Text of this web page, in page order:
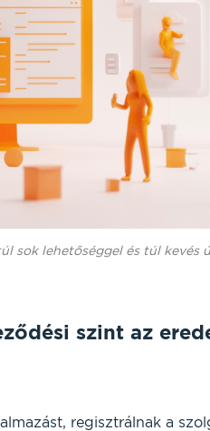
sok lehetőséggel és túl kevés
szint az
regisztrálnak a